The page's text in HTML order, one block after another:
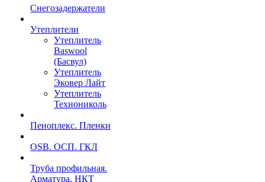
Снегозадержатели
Утеплители
Утеплитель
Baswool
(Басвул)
Утеплитель
Эковер Лайт
Утеплитель
Технониколь
Пеноплекс. Пленки
OSB. ОСП. ГКЛ
Труба профильная.
Арматура. НКТ